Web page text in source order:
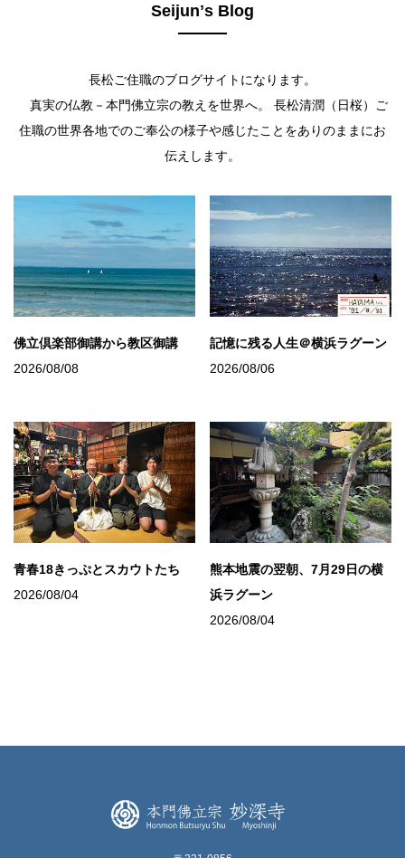
Seijunʼs Blog
長松ご住職のブログサイトになります。
真実の仏教－本門佛立宗の教えを世界へ。 長松清潤（日桜）ご
住職の世界各地でのご奉公の様子や感じたことをありのままにお
伝えします。
佛立倶楽部御講から教区御講
2026/08/08
記憶に残る人生＠横浜ラグーン
2026/08/06
青春18きっぷとスカウトたち
2026/08/04
熊本地震の翌朝、7月29日の横
浜ラグーン
2026/08/04